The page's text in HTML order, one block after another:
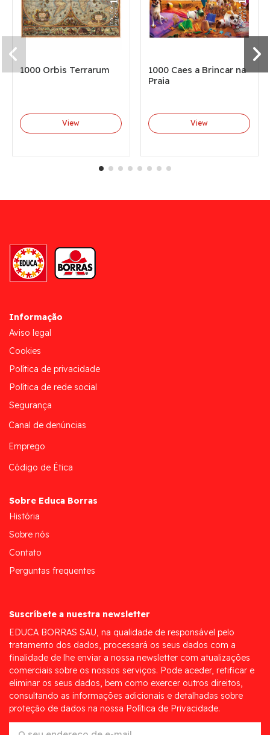
1000 Orbis Terrarum
View
1000 Caes a Brincar na
Praia
View
Informação
Aviso legal
Cookies
Política de privacidade
Política de rede social
Segurança
Canal de denúncias
Emprego
Código de Ética
Sobre Educa Borras
História
Sobre nós
Contato
Perguntas frequentes
Suscríbete a nuestra newsletter
EDUCA BORRAS SAU, na qualidade de responsável pelo
tratamento dos dados, processará os seus dados com a
finalidade de lhe enviar a nossa newsletter com atualizações
comerciais sobre os nossos serviços. Pode aceder, retificar e
eliminar os seus dados, bem como exercer outros direitos,
consultando as informações adicionais e detalhadas sobre
proteção de dados na nossa Política de Privacidade.